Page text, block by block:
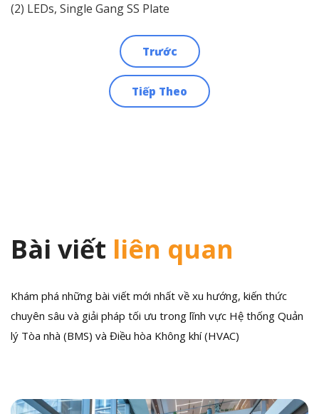
(2) LEDs, Single Gang SS Plate
Trước
Tiếp Theo
Bài viết liên quan
Khám phá những bài viết mới nhất về xu hướng, kiến thức
chuyên sâu và giải pháp tối ưu trong lĩnh vực Hệ thống Quản
lý Tòa nhà (BMS) và Điều hòa Không khí (HVAC)